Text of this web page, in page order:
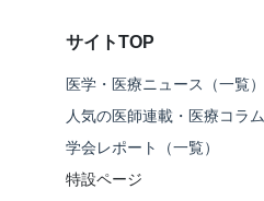
サイトTOP
医学・医療ニュース（一覧）
人気の医師連載・医療コラム
学会レポート（一覧）
特設ページ